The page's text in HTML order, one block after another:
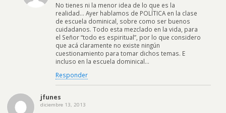
No tienes ni la menor idea de lo que es la
realidad… Ayer hablamos de POLÍTICA en la clase
de escuela dominical, sobre como ser buenos
cuidadanos. Todo esta mezclado en la vida, para
el Señor “todo es espiritual”, por lo que considero
que acá claramente no existe ningún
cuestionamiento para tomar dichos temas. E
incluso en la escuela dominical…
Responder
jfunes
diciembre 13, 2013